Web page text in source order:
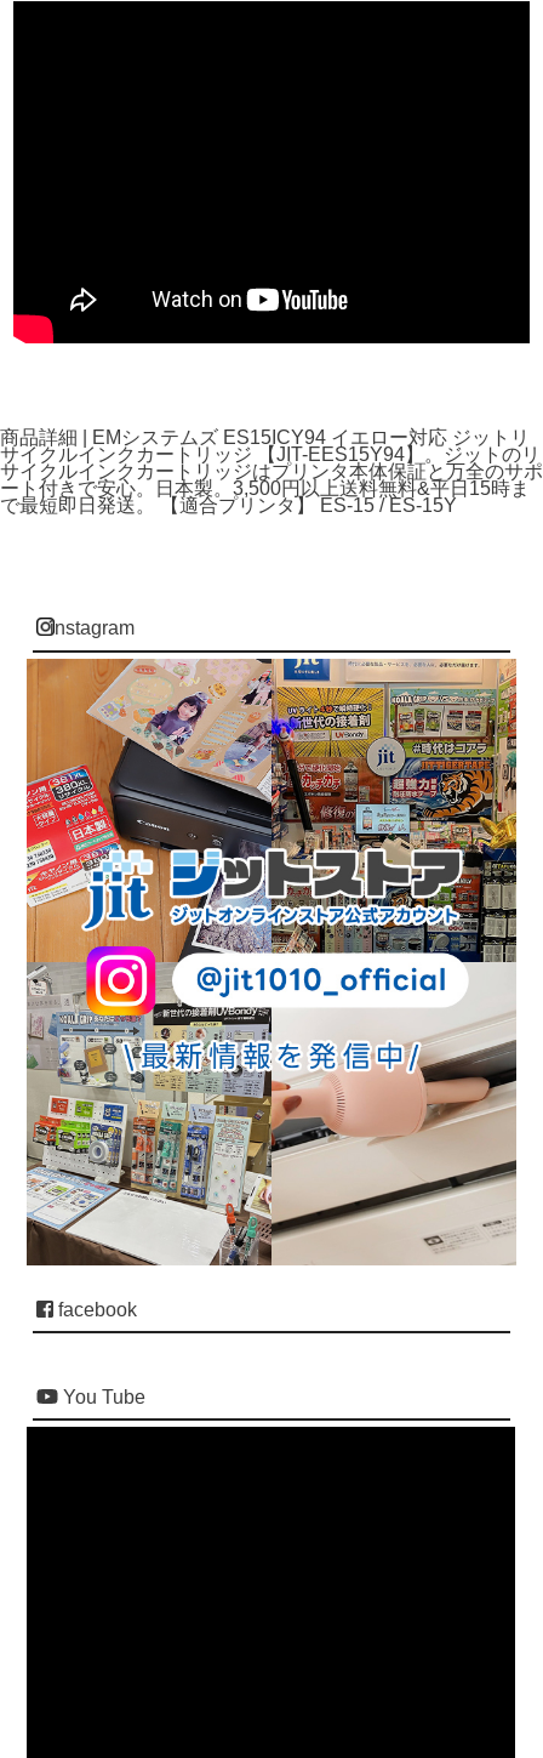
商品詳細 | EMシステムズ ES15ICY94 イエロー対応 ジットリ
サイクルインクカートリッジ 【JIT-EES15Y94】。ジットのリ
サイクルインクカートリッジはプリンタ本体保証と万全のサポ
ート付きで安心。日本製。3,500円以上送料無料&平日15時ま
で最短即日発送。 【適合プリンタ】 ES-15 / ES-15Y
instagram
facebook
You Tube